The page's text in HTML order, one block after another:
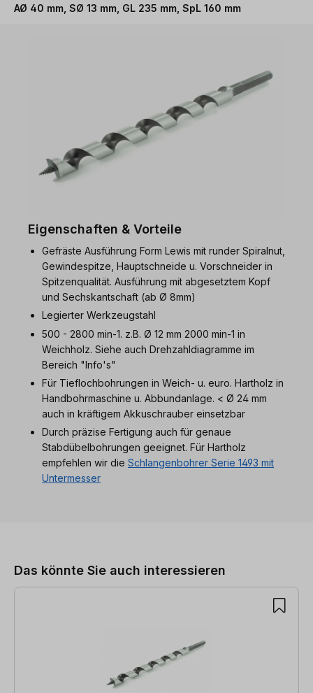
AØ 40 mm, SØ 13 mm, GL 235 mm, SpL 160 mm
Eigenschaften & Vorteile
Gefräste Ausführung Form Lewis mit runder Spiralnut,
Gewindespitze, Hauptschneide u. Vorschneider in
Spitzenqualität. Ausführung mit abgesetztem Kopf
und Sechskantschaft (ab Ø 8mm)
Legierter Werkzeugstahl
500 - 2800 min-1. z.B. Ø 12 mm 2000 min-1 in
Weichholz. Siehe auch Drehzahldiagramme im
Bereich "Info's"
Für Tieflochbohrungen in Weich- u. euro. Hartholz in
Handbohrmaschine u. Abbundanlage. < Ø 24 mm
auch in kräftigem Akkuschrauber einsetzbar
Durch präzise Fertigung auch für genaue
Stabdübelbohrungen geeignet. Für Hartholz
empfehlen wir die Schlangenbohrer Serie 1493 mit
Untermesser
Das könnte Sie auch interessieren